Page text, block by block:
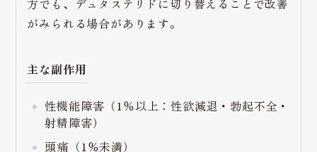
方でも、デュタステリドに切り替えることで改善
がみられる場合があります。
主な副作用
性機能障害（1％以上：性欲減退・勃起不全・
射精障害）
頭痛（1％未満）